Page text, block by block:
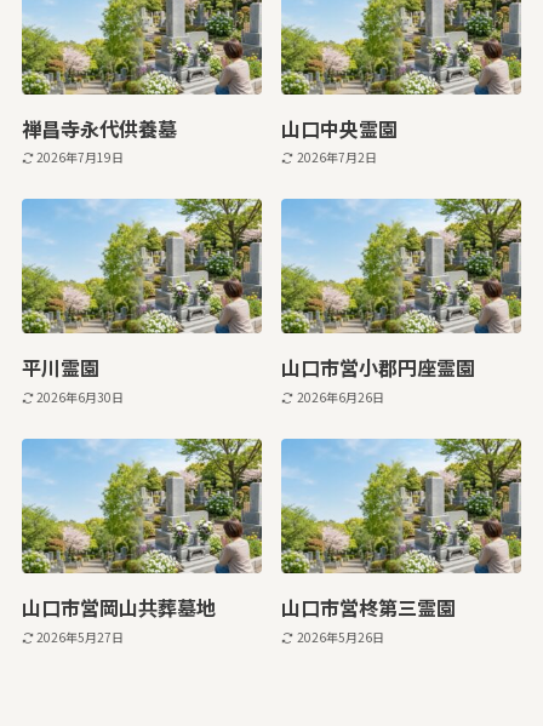
禅昌寺永代供養墓
2026年7月19日
山口中央霊園
2026年7月2日
平川霊園
2026年6月30日
山口市営小郡円座霊園
2026年6月26日
山口市営岡山共葬墓地
2026年5月27日
山口市営柊第三霊園
2026年5月26日